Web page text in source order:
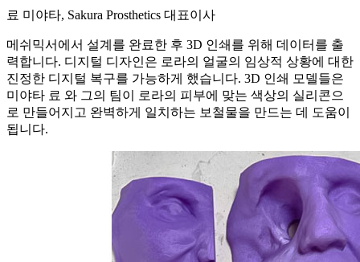
료 미야타, Sakura Prosthetics 대표이사
메쉬믹서에서 설계를 완료한 후 3D 인쇄를 위해 데이터를 출
력합니다. 디지털 디자인은 로라의 얼굴의 임상적 상황에 대한
진정한 디지털 복구를 가능하게 했습니다. 3D 인쇄 모델들은
미야타 료 와 그의 팀이 로라의 피부에 맞는 색상의 실리콘으
로 만들어지고 완벽하게 일치하는 보철물을 만드는 데 도움이
됩니다.